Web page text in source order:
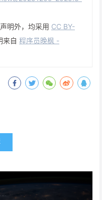
讲 · AI编程训练营》
手！
试看前3讲，先看看适不适